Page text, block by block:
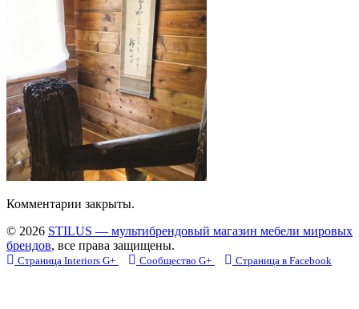
Комментарии закрыты.
© 2026 STILUS — мультибрендовый магазин мебели мировых
брендов, все права защищены.
Страница Interiors G+ Сообщество G+ Страница в Facebook